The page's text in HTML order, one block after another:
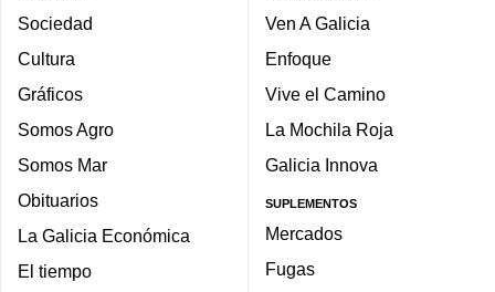
Sociedad
Cultura
Gráficos
Somos Agro
Somos Mar
Obituarios
La Galicia Económica
El tiempo
Ven A Galicia
Enfoque
Vive el Camino
La Mochila Roja
Galicia Innova
SUPLEMENTOS
Mercados
Fugas